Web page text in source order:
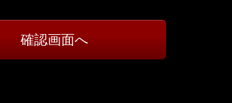
確認画面へ